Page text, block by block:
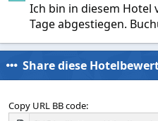
Ich bin in diesem Hotel
Tage abgestiegen.
Share diese
Copy URL BB code